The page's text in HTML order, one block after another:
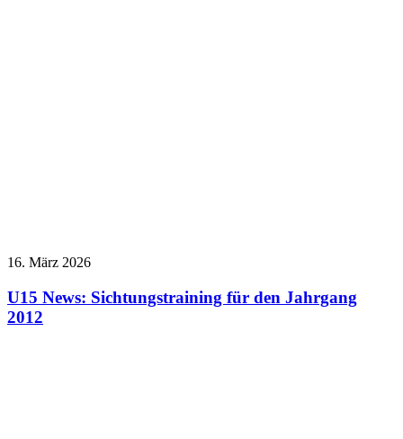
16. März 2026
U15 News: Sichtungstraining für den Jahrgang
2012